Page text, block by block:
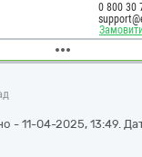
0 800 30
- 11-04-2025, 13:49.